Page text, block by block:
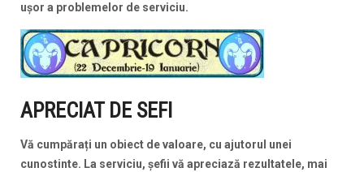
ușor a problemelor de serviciu.
APRECIAT DE SEFI
Vă cumpărați un obiect de valoare, cu ajutorul unei
cunostinte. La serviciu, șefii vă apreciază rezultatele, mai